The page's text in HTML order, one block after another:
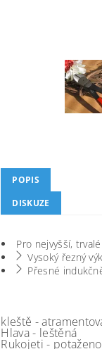
POPIS
DISKUZE
Pro nejvyšší,
Vysoký řezný
Přesné
kleště -
Hlava - leštěná
Rukojeti -